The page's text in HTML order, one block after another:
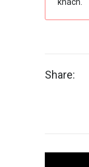
Share: